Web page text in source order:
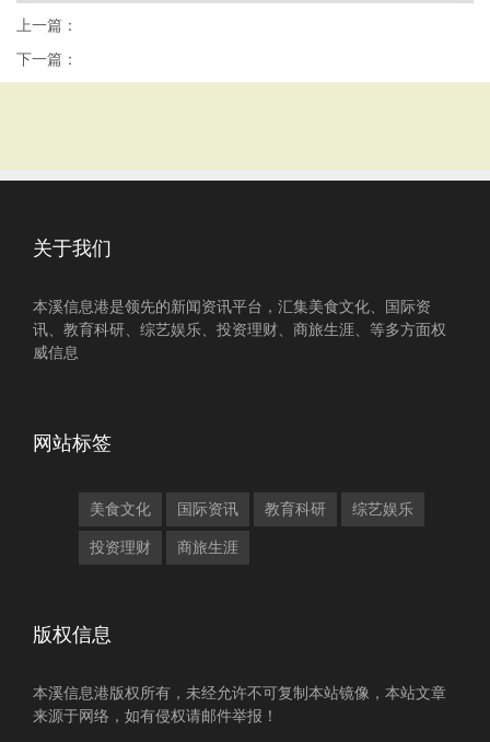
上一篇：
下一篇：
关于我们
本溪信息港是领先的新闻资讯平台，汇集美食文化、国际资
讯、教育科研、综艺娱乐、投资理财、商旅生涯、等多方面权
威信息
网站标签
美食文化 国际资讯 教育科研 综艺娱乐
投资理财 商旅生涯
版权信息
本溪信息港版权所有，未经允许不可复制本站镜像，本站文章
来源于网络，如有侵权请邮件举报！